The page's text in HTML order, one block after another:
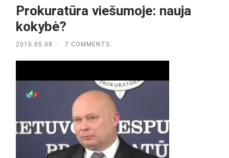
Prokuratūra viešumoje: nauja
kokybė?
2010.05.08 / 7 COMMENTS